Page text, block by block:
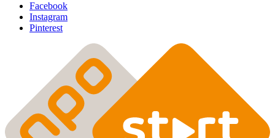
Facebook
Instagram
Pinterest